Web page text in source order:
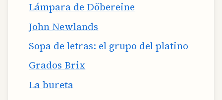
Lámpara de Döbereine
John Newlands
Sopa de letras: el grupo del platino
Grados Brix
La bureta